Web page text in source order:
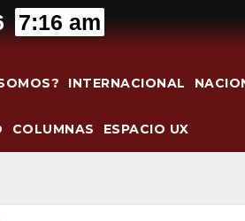
7:16 am
INTERNACIONAL
COLUMNAS ESPACIO UX